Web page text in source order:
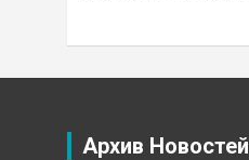
Архив Новостей